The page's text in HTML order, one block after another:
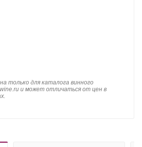
только для каталога винного
и может отличаться от цен в